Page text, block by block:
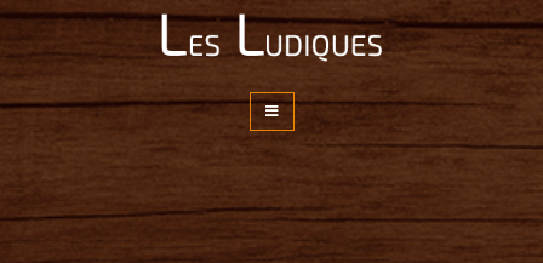
Les-Ludiques